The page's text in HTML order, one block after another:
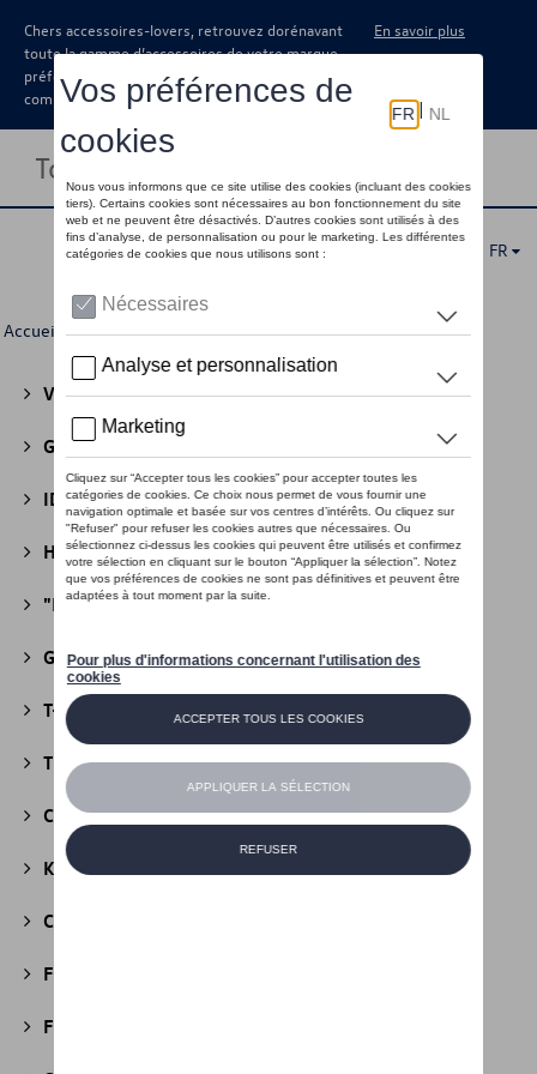
Chers accessoires-lovers, retrouvez dorénavant
toute la gamme d’accessoires de votre marque
préférée sous forme de catalogue à
commander auprès de votre concessionaire.
En savoir plus
Toggle navigation
FR
Accueil >Pour vous >Cuir > Portefeuilles
Volkswagen Collection(30)
GTI Collection
ID Collection(22)
Héritage Collection(13)
"R" Collection(19)
Golf Collection(24)
T-Roc Collection(18)
Tiguan Collection(5)
California Collection(18)
Kids Collection
Cobi
Fire & Ice Collection
Football Collection